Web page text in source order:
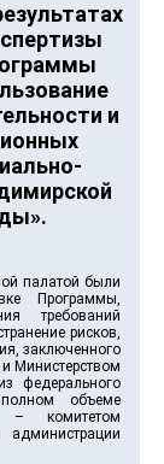
и
палатой были
Программы,
требований
рисков,
заключенного
Министерством
федерального
объеме
– комитетом
администрации